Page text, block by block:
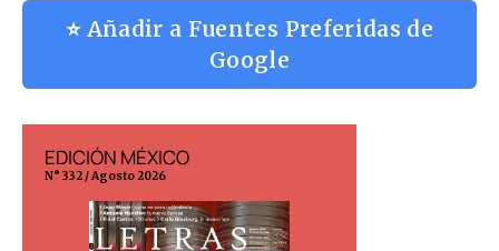
⭐ Añadir a Fuentes Preferidas de
Google
EDICIÓN MÉXICO
N° 332 / Agosto 2026